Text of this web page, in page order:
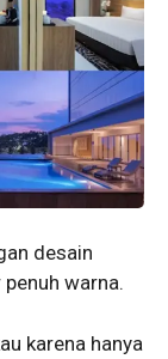
desain
warna.
karena hanya